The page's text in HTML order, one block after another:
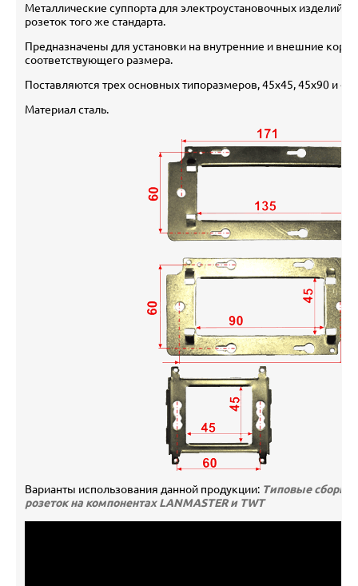
Металлические суппорта для электроустановочных изделий
розеток того же стандарта.
Предназначены для установки на внутренние и внешние
соответствующего размера.
Поставляются трех основных типоразмеров, 45х45, 45х90 и
Материал сталь.
Варианты использования данной продукции: Типовые
розеток на компонентах LANMASTER и TWT